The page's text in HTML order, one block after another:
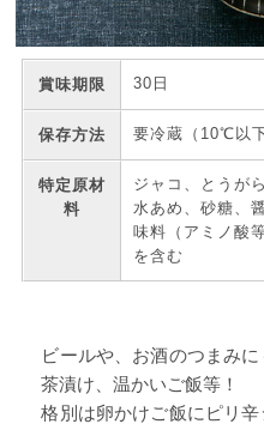
賞味期限 30日
保存方法 要冷蔵（10℃以下
特定原材
料
ジャコ、とうが
水あめ、砂糖、
味料（アミノ酸
を含む
ビールや、お酒のつまみ
茶漬け、温かいご飯等！
格別は卵かけご飯にピリ